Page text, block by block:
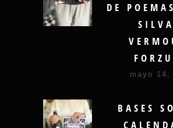
DE
mayo 14,
BASES